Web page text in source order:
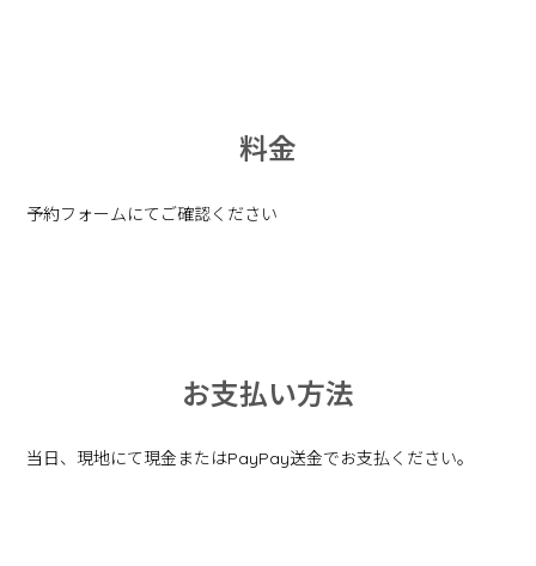
料金
予約フォームにてご確認ください
お支払い方法
当日、現地にて現金またはPayPay送金でお支払ください。